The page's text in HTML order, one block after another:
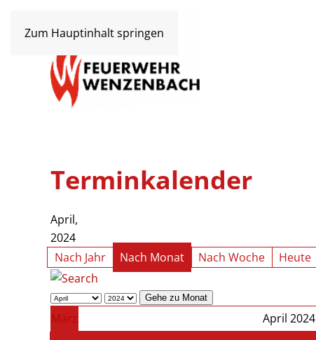
Zum Hauptinhalt springen
Terminkalender
April,
2024
Nach Jahr
Nach Monat Nach Woche Heute
Gehe zu Monat
März April 2024